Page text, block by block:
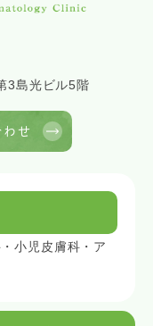
3島光ビル5階
せ
小児皮膚科・ア